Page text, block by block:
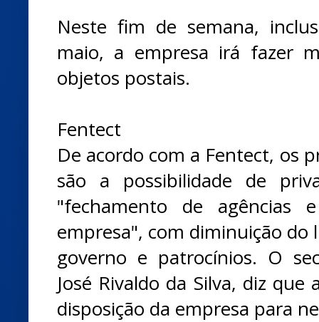
Neste fim de semana,
maio, a empresa irá fazer
objetos postais.
Fentect
De acordo com a Fentect, os
são a possibilidade de
"fechamento de agências
empresa", com diminuição do
governo e patrocínios. O
José Rivaldo da Silva, diz
disposição da empresa para